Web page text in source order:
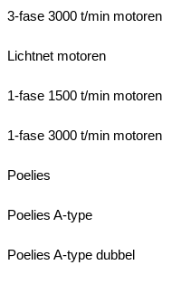
3-fase 3000 t/min motoren
Lichtnet motoren
1-fase 1500 t/min motoren
1-fase 3000 t/min motoren
Poelies
Poelies A-type
Poelies A-type dubbel